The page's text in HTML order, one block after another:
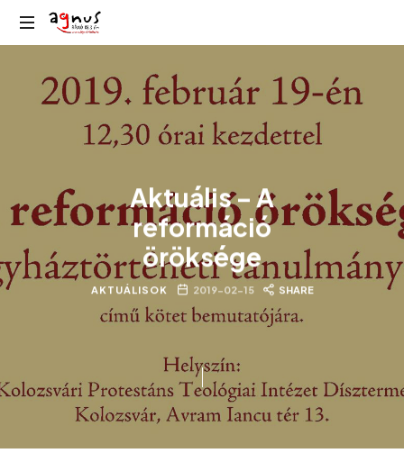
Agnus
közösségi
rádiója
Aktuális – A
reformáció
öröksége
AKTUÁLISOK 2019-02-15 SHARE